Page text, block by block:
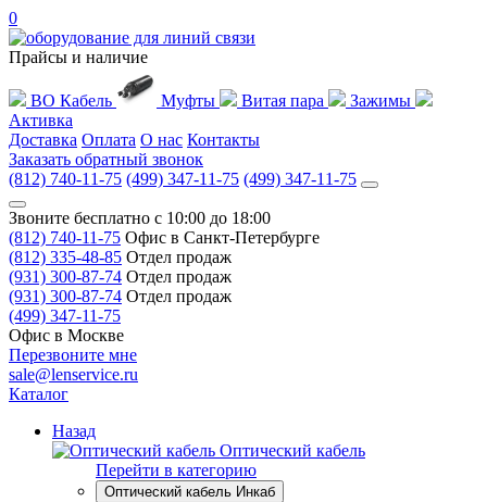
0
Прайсы и наличие
ВО Кабель Муфты Витая пара
Зажимы
Активка
Доставка Оплата О нас Контакты
Заказать обратный звонок
(812) 740-11-75 (499) 347-11-75 (499) 347-11-75
Звоните бесплатно с 10:00 до 18:00
(812) 740-11-75 Офис в Санкт-Петербурге
(812) 335-48-85 Отдел продаж
(931) 300-87-74 Отдел продаж
(931) 300-87-74 Отдел продаж
(499) 347-11-75
Офис в Москве
Перезвоните мне
sale@lenservice.ru
Каталог
Назад
Оптический кабель
Перейти в категорию
Оптический кабель Инкаб